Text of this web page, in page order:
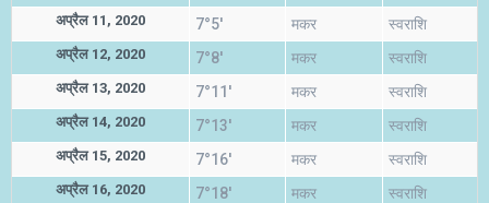
अप्रैल 11, 2020 7°5' मकर स्वराशि
अप्रैल 12, 2020 7°8' मकर स्वराशि
अप्रैल 13, 2020 7°11' मकर स्वराशि
अप्रैल 14, 2020 7°13' मकर स्वराशि
अप्रैल 15, 2020 7°16' मकर स्वराशि
अप्रैल 16, 2020 7°18' मकर स्वराशि